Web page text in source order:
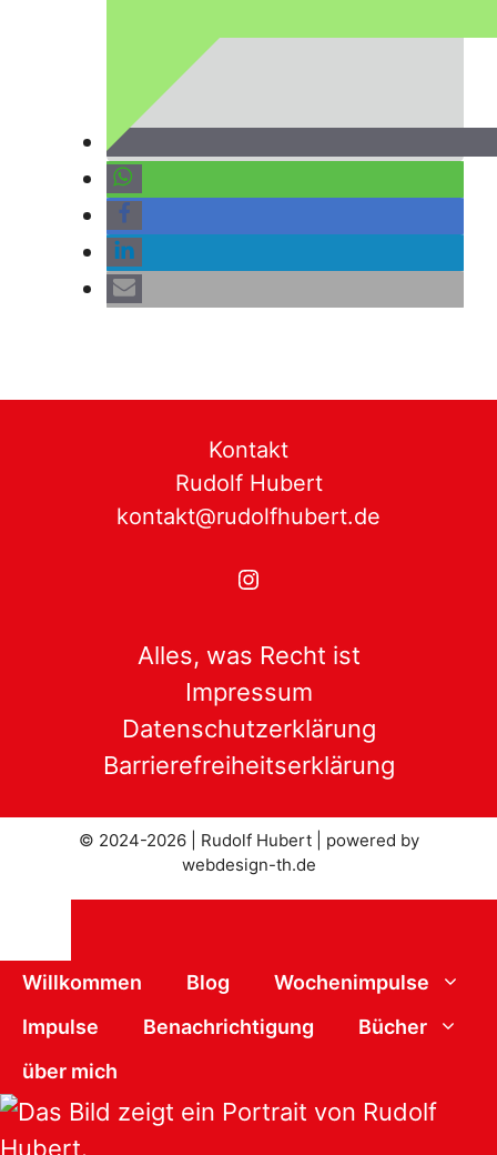
Kontakt
Rudolf Hubert
kontakt@rudolfhubert.de
Instagram
Alles, was Recht ist
Impressum
Datenschutzerklärung
Barrierefreiheitserklärung
© 2024-2026 | Rudolf Hubert | powered by
webdesign-th.de
Schließen
Willkommen Blog
Wochenimpulse
Impulse
Benachrichtigung
Bücher
über mich